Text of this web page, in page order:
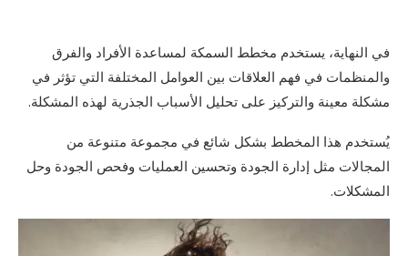
في النهاية، يستخدم مخطط السمكة لمساعدة الأفراد والفرق
والمنظمات في فهم العلاقات بين العوامل المختلفة التي تؤثر في
مشكلة معينة والتركيز على تحليل الأسباب الجذرية لهذه المشكلة.
يُستخدم هذا المخطط بشكل شائع في مجموعة متنوعة من
المجالات مثل إدارة الجودة وتحسين العمليات وفحص الجودة وحل
المشكلات.